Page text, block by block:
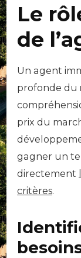
Le
de
Un agent
profonde du
prix du
gagner un
directement
critères.